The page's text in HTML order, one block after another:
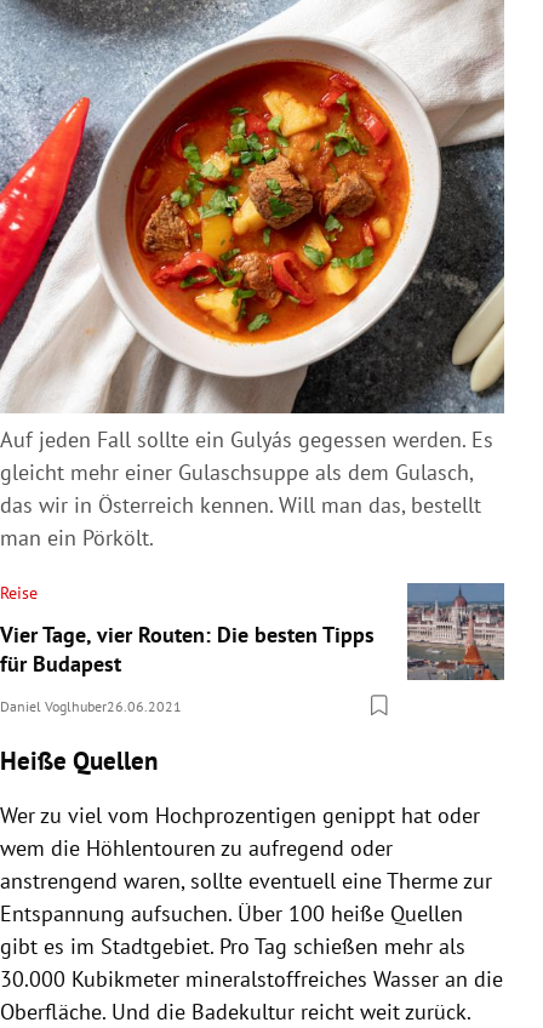
Auf jeden Fall sollte ein Gulyás gegessen werden. Es
gleicht mehr einer Gulaschsuppe als dem Gulasch,
das wir in Österreich kennen. Will man das, bestellt
man ein Pörkölt.
Reise
Vier Tage, vier Routen: Die besten Tipps
für Budapest
Daniel Voglhuber26.06.2021
Heiße Quellen
Wer zu viel vom Hochprozentigen genippt hat oder
wem die Höhlentouren zu aufregend oder
anstrengend waren, sollte eventuell eine Therme zur
Entspannung aufsuchen. Über 100 heiße Quellen
gibt es im Stadtgebiet. Pro Tag schießen mehr als
30.000 Kubikmeter mineralstoffreiches Wasser an die
Oberfläche. Und die Badekultur reicht weit zurück.